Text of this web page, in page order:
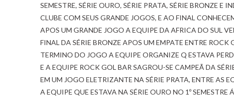
SEMESTRE, SÉRIE OURO, SÉRIE PRATA, SÉRIE BRONZE
CLUBE COM SEUS GRANDE JOGOS, E AO FINAL
APOS UM GRANDE JOGO A EQUIPE DA AFRICA DO SUL
FINAL DA SÉRIE BRONZE APOS UM EMPATE ENTRE ROCK
TERMINO DO JOGO A EQUIPE ORGANIZE Q ESTAVA
E A EQUIPE ROCK GOL BAR SAGROU-SE CAMPEÃ DA
EM UM JOGO ELETRIZANTE NA SÉRIE PRATA, ENTRE AS
A EQUIPE QUE ESTAVA NA SÉRIE OURO NO 1º